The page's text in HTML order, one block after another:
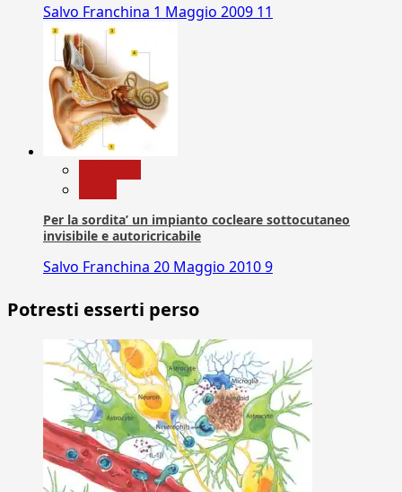
Salvo Franchina 1 Maggio 2009 11
Per la sordita’ un impianto cocleare sottocutaneo
invisibile e autoricricabile
Salvo Franchina 20 Maggio 20109
Potresti esserti perso